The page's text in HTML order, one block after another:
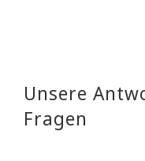
Unsere
Fragen